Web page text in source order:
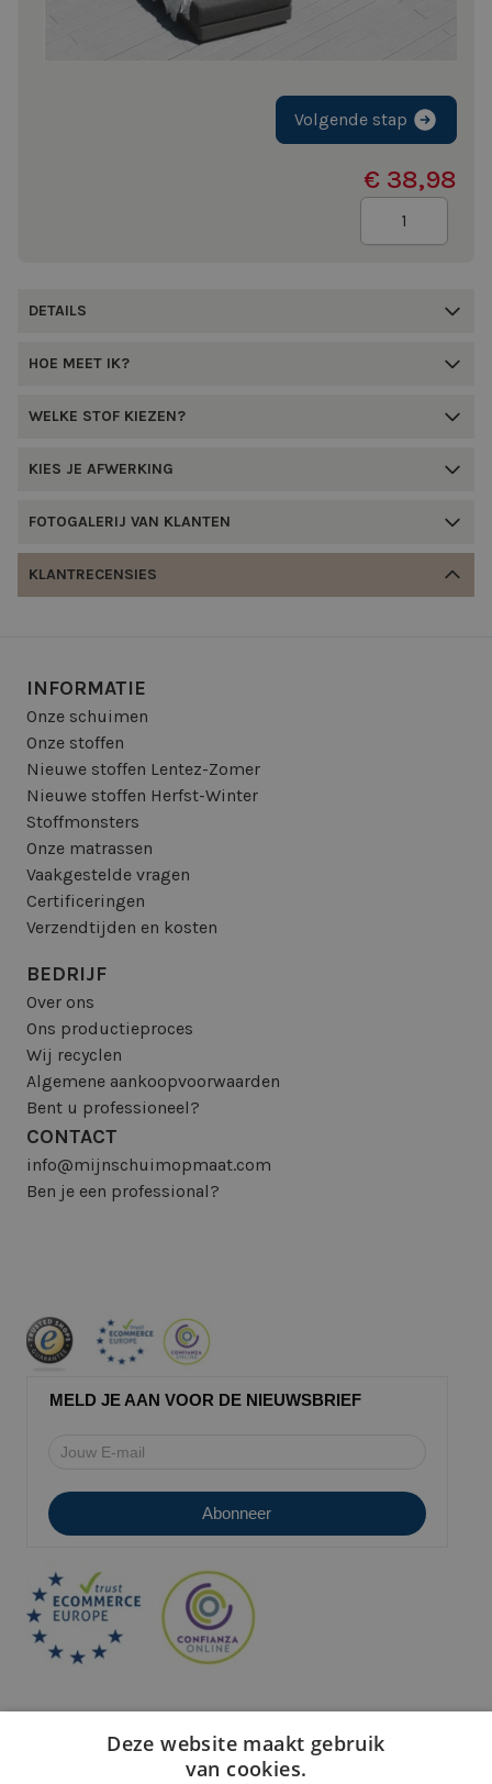
Volgende stap
€ 38,98
DETAILS
HOE MEET IK?
WELKE STOF KIEZEN?
KIES JE AFWERKING
FOTOGALERIJ VAN KLANTEN
KLANTRECENSIES
INFORMATIE
Onze schuimen
Onze stoffen
Nieuwe stoffen Lentez-Zomer
Nieuwe stoffen Herfst-Winter
Stoffmonsters
Onze matrassen
Vaakgestelde vragen
Certificeringen
Verzendtijden en kosten
BEDRIJF
Over ons
Ons productieproces
Wij recyclen
Algemene aankoopvoorwaarden
Bent u professioneel?
CONTACT
info@mijnschuimopmaat.com
Ben je een professional?
MELD JE AAN VOOR DE NIEUWSBRIEF
Deze website maakt gebruik
van cookies.